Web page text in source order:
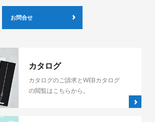
お問合せ
カタログ
カタログのご請求とWEBカタログ
の閲覧はこちらから。